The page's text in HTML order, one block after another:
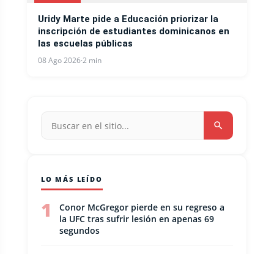
LOCALES
Uridy Marte pide a Educación priorizar la
inscripción de estudiantes dominicanos en
las escuelas públicas
08 Ago 2026·2 min
LO MÁS LEÍDO
1
Conor McGregor pierde en su regreso a
la UFC tras sufrir lesión en apenas 69
segundos